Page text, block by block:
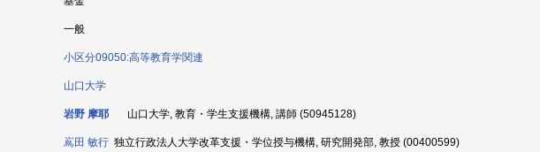
一般
小区分09050:高等教育学関連
山口大学
岩野 摩耶 山口大学, 教育・学生支援機構, 講師 (50945128)
嶌田 敏行 独立行政法人大学改革支援・学位授与機構, 研究開発部, 教授 (00400599)